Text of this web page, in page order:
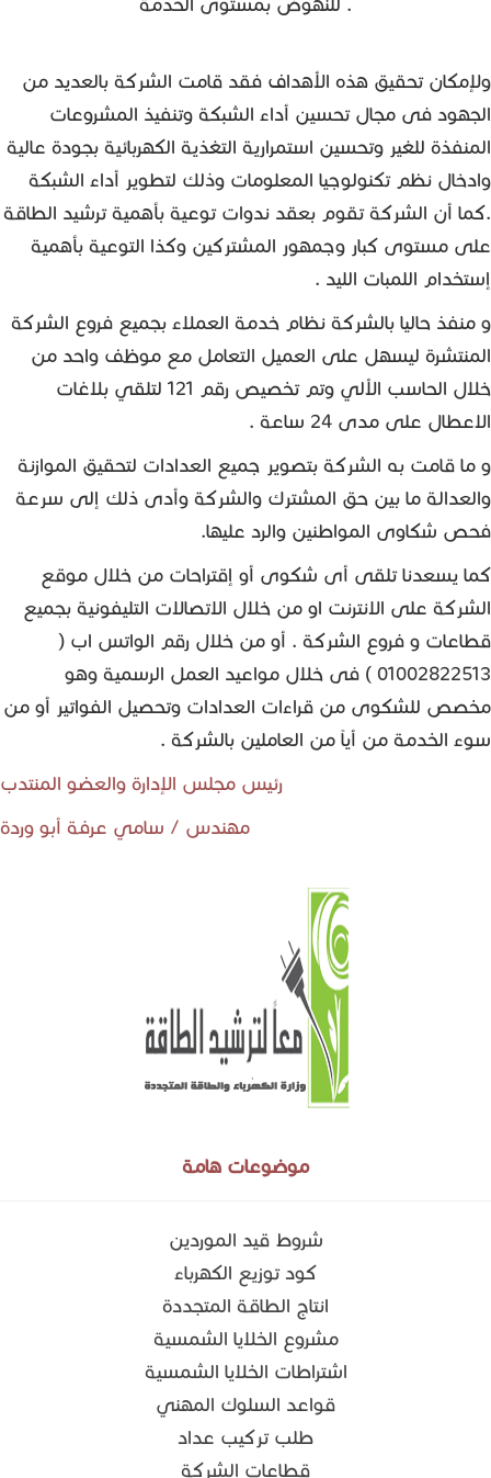
للنهوض بمستوى الخدمة .
ولإمكان تحقيق هذه الأهداف فقد قامت الشركة بالعديد من
الجهود فى مجال تحسين أداء الشبكة وتنفيذ المشروعات
المنفذة للغير وتحسين استمرارية التغذية الكهربائية بجودة عالية
وادخال نظم تكنولوجيا المعلومات وذلك لتطوير أداء الشبكة
.كما أن الشركة تقوم بعقد ندوات توعية بأهمية ترشيد الطاقة
على مستوى كبار وجمهور المشتركين وكذا التوعية بأهمية
إستخدام اللمبات الليد .
و منفذ حاليا بالشركة نظام خدمة العملاء بجميع فروع الشركة
المنتشرة ليسهل على العميل التعامل مع موظف واحد من
خلال الحاسب الألي وتم تخصيص رقم 121 لتلقي بلاغات
الاعطال على مدى 24 ساعة .
و ما قامت به الشركة بتصوير جميع العدادات لتحقيق الموازنة
والعدالة ما بين حق المشترك والشركة وأدى ذلك إلى سرعة
فحص شكاوى المواطنين والرد عليها.
كما يسعدنا تلقى أى شكوى أو إقتراحات من خلال موقع
الشركة على الانترنت او من خلال الاتصالات التليفونية بجميع
قطاعات و فروع الشركة . أو من خلال رقم الواتس اب (
01002822513 ) فى خلال مواعيد العمل الرسمية وهو
مخصص للشكوى من قراءات العدادات وتحصيل الفواتير أو من
سوء الخدمة من أياً من العاملين بالشركة .
رئيس مجلس الإدارة والعضو المنتدب
مهندس / سامي عرفة أبو وردة
موضوعات هامة
شروط قيد الموردين
كود توزيع الكهرباء
انتاج الطاقة المتجددة
مشروع الخلايا الشمسية
اشتراطات الخلايا الشمسية
قواعد السلوك المهني
طلب تركيب عداد
قطاعات الشركة